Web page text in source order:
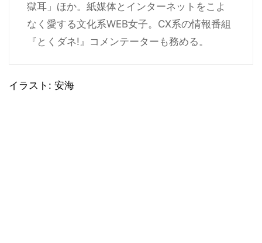
獄耳」ほか。紙媒体とインターネットをこよ
なく愛する文化系WEB女子。CX系の情報番組
『とくダネ!』コメンテーターも務める。
イラスト: 安海